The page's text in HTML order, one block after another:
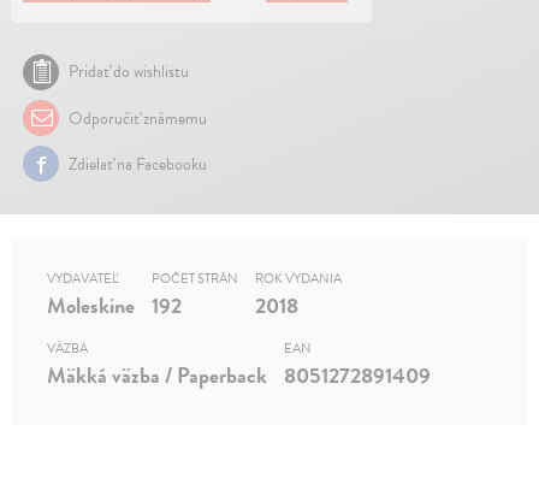
Pridať do wishlistu
Odporučiť známemu
Zdielať na Facebooku
VYDAVATEĽ
Moleskine
POČET STRÁN
192
ROK VYDANIA
2018
VÄZBA
Mäkká väzba / Paperback
EAN
8051272891409